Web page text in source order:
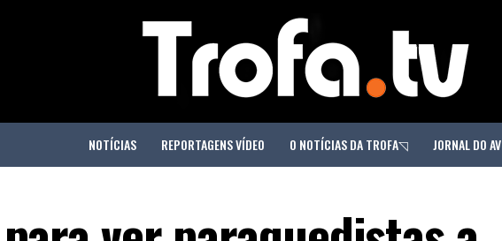
NOTÍCIAS REPORTAGENS VÍDEO O NOTÍCIAS DA TROFA◹ JORNAL DO